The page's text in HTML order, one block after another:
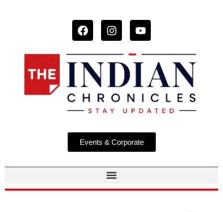
Events & Corporate